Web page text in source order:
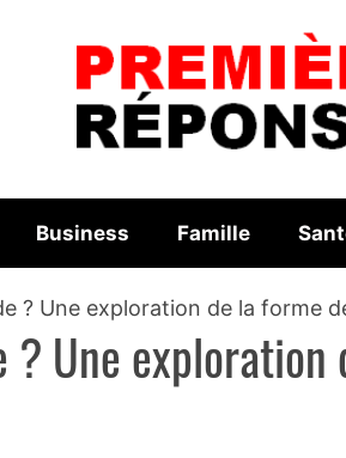
Business Famille
? Une exploration de la forme
Une exploration